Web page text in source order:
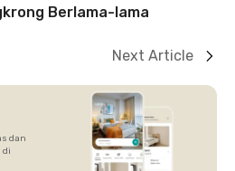
Berlama-lama
Next Article
dan
di